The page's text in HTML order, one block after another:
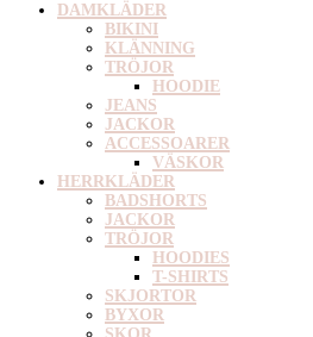
DAMKLÄDER
BIKINI
KLÄNNING
TRÖJOR
HOODIE
JEANS
JACKOR
ACCESSOARER
VÄSKOR
HERRKLÄDER
BADSHORTS
JACKOR
TRÖJOR
HOODIES
T-SHIRTS
SKJORTOR
BYXOR